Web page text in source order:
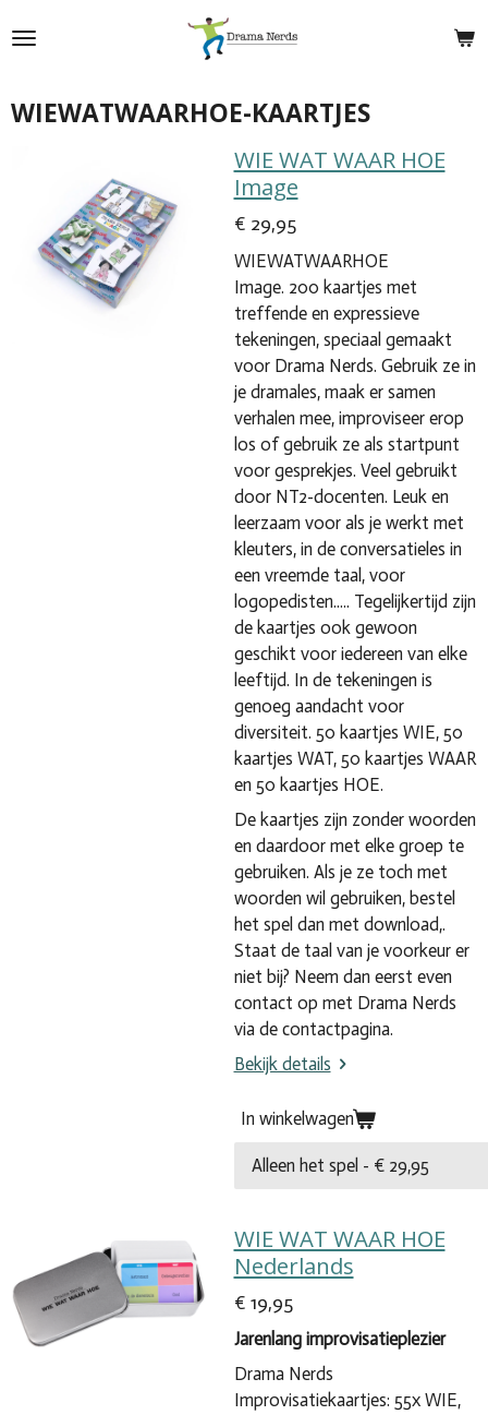
direct
de
hoofdinhoud
WIEWATWAARHOE-KAARTJES
WIE WAT WAAR HOE
Image
€ 29,95
WIEWATWAARHOE
Image. 200 kaartjes met
treffende en expressieve
tekeningen, speciaal gemaakt
voor Drama Nerds. Gebruik ze in
je dramales, maak er samen
verhalen mee, improviseer erop
los of gebruik ze als startpunt
voor gesprekjes. Veel gebruikt
door NT2-docenten. Leuk en
leerzaam voor als je werkt met
kleuters, in de conversatieles in
een vreemde taal, voor
logopedisten..... Tegelijkertijd zijn
de kaartjes ook gewoon
geschikt voor iedereen van elke
leeftijd. In de tekeningen is
genoeg aandacht voor
diversiteit. 50 kaartjes WIE, 50
kaartjes WAT, 50 kaartjes WAAR
en 50 kaartjes HOE.
De kaartjes zijn zonder woorden
en daardoor met elke groep te
gebruiken. Als je ze toch met
woorden wil gebruiken, bestel
het spel dan met download,.
Staat de taal van je voorkeur er
niet bij? Neem dan eerst even
contact op met Drama Nerds
via de contactpagina.
Bekijk details
In winkelwagen
WIE WAT WAAR HOE
Nederlands
€ 19,95
Jarenlang improvisatieplezier
Drama Nerds
Improvisatiekaartjes: 55x WIE,